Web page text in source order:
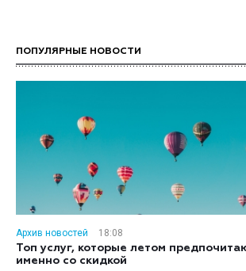
ПОПУЛЯРНЫЕ НОВОСТИ
Архив новостей
18:08
Топ услуг, которые летом
именно со скидкой